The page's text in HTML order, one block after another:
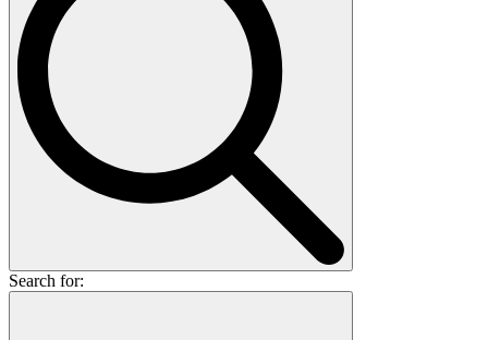
Search for: